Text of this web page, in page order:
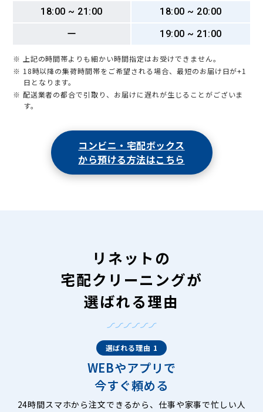
18:00 ~ 21:00
18:00 ~ 20:00
ー
19:00 ~ 21:00
※ 上記の時間帯よりも細かい時間指定はお受けできません。
※ 18時以降の集荷時間帯をご希望される場合、最短のお届け日が+1
日となります。
※ 配送業者の都合で引取り、お届けに遅れが生じることがございま
す。
コンビニ・宅配ボックス
から預ける方法はこちら
リネットの
宅配クリーニングが
選ばれる理由
選ばれる理由 1
WEBやアプリで
今すぐ頼める
24時間スマホから注文できるから、仕事や家事で忙しい人